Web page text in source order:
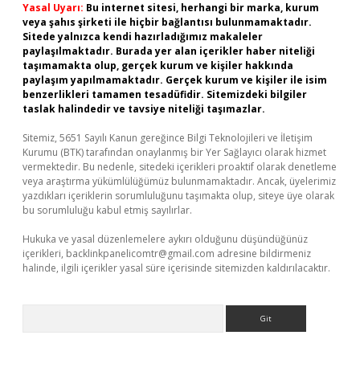
Yasal Uyarı: Bu internet sitesi, herhangi bir marka, kurum
veya şahıs şirketi ile hiçbir bağlantısı bulunmamaktadır.
Sitede yalnızca kendi hazırladığımız makaleler
paylaşılmaktadır. Burada yer alan içerikler haber niteliği
taşımamakta olup, gerçek kurum ve kişiler hakkında
paylaşım yapılmamaktadır. Gerçek kurum ve kişiler ile isim
benzerlikleri tamamen tesadüfidir. Sitemizdeki bilgiler
taslak halindedir ve tavsiye niteliği taşımazlar.
Sitemiz, 5651 Sayılı Kanun gereğince Bilgi Teknolojileri ve İletişim
Kurumu (BTK) tarafından onaylanmış bir Yer Sağlayıcı olarak hizmet
vermektedir. Bu nedenle, sitedeki içerikleri proaktif olarak denetleme
veya araştırma yükümlülüğümüz bulunmamaktadır. Ancak, üyelerimiz
yazdıkları içeriklerin sorumluluğunu taşımakta olup, siteye üye olarak
bu sorumluluğu kabul etmiş sayılırlar.
Hukuka ve yasal düzenlemelere aykırı olduğunu düşündüğünüz
içerikleri, backlinkpanelicomtr@gmail.com adresine bildirmeniz
halinde, ilgili içerikler yasal süre içerisinde sitemizden kaldırılacaktır.